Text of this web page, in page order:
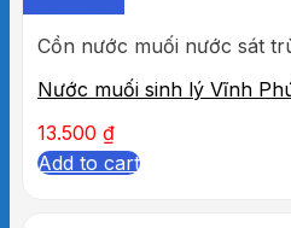
Cồn nước muối nước sát
Nước muối sinh lý Vĩnh
13.500 ₫
Add to cart